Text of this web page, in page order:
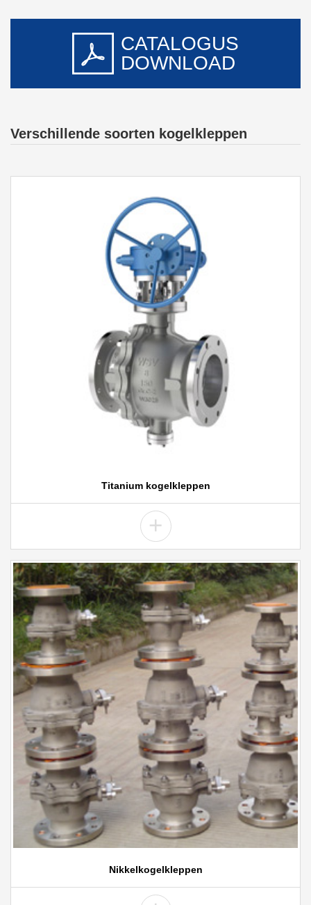
CATALOGUS
DOWNLOAD
Verschillende soorten kogelkleppen
Titanium kogelkleppen
+
Nikkelkogelkleppen